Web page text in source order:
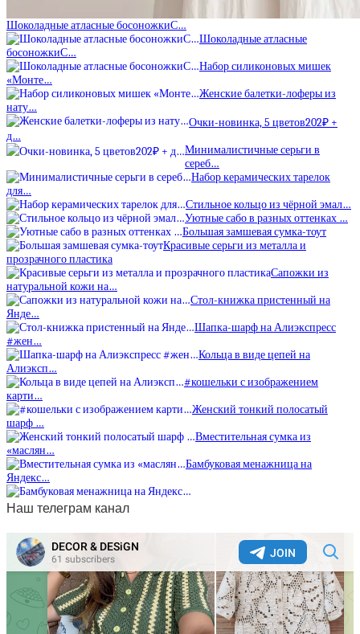
Шоколадные атласные босоножкиС…
Шоколадные атласные
босоножкиС…
Набор силиконовых мишек
«Монте…
Женские балетки-лоферы из
нату…
Очки-новинка, 5 цветов202₽ +
д…
Минималистичные серьги в
сереб…
Набор керамических тарелок
для…
Стильное кольцо из чёрной эмал…
Уютные сабо в разных оттенках …
Большая замшевая сумка-тоут
Красивые серьги из металла и
прозрачного пластика
Сапожки из
натуральной кожи на…
Стол-книжка пристенный на
Янде…
Шапка-шарф на Алиэкспресс
#жен…
Кольца в виде цепей на
Алиэксп…
#кошельки с изображением
карти…
Женский тонкий полосатый
шарф …
Вместительная сумка из
«маслян…
Бамбуковая менажница на
Яндекс…
Наш телеграм канал